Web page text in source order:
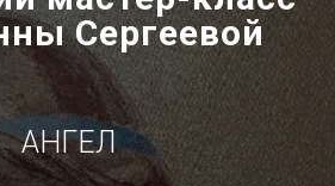
Сергеевой
АНГЕЛ